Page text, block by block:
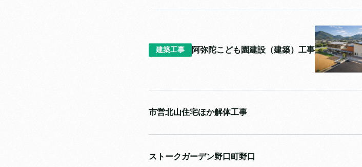
建築工事 阿弥陀こども園建設（建築）工事
市営北山住宅ほか解体工事
ストークガーデン野口町野口